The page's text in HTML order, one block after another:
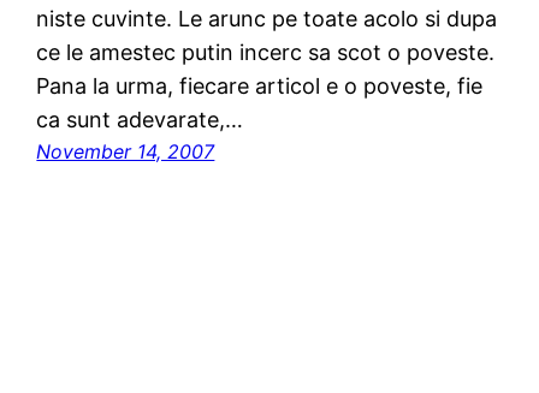
niste cuvinte. Le arunc pe toate acolo si dupa
ce le amestec putin incerc sa scot o poveste.
Pana la urma, fiecare articol e o poveste, fie
ca sunt adevarate,…
November 14, 2007